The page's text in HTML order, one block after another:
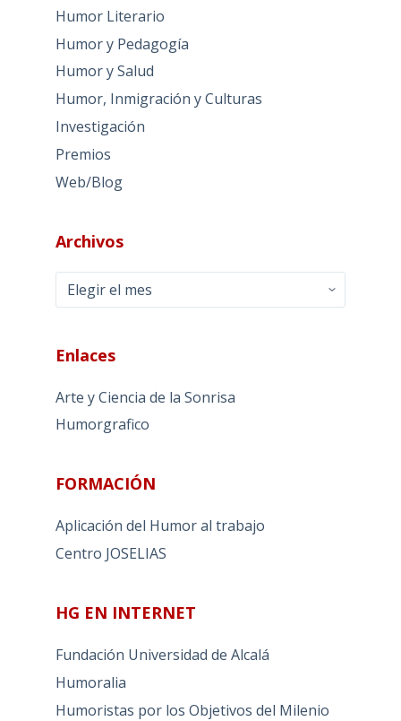
Humor Literario
Humor y Pedagogía
Humor y Salud
Humor, Inmigración y Culturas
Investigación
Premios
Web/Blog
Archivos
Archivos
Enlaces
Arte y Ciencia de la Sonrisa
Humorgrafico
FORMACIÓN
Aplicación del Humor al trabajo
Centro JOSELIAS
HG EN INTERNET
Fundación Universidad de Alcalá
Humoralia
Humoristas por los Objetivos del Milenio